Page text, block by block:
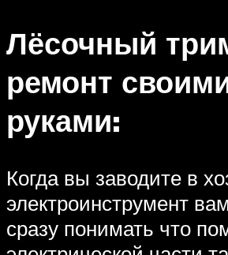
Лёсочный
ремонт
руками:
Когда вы заводите в
электроинструмент
сразу понимать что